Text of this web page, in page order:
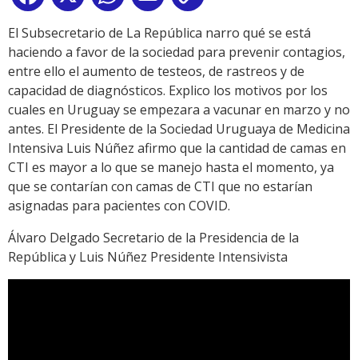
Link
El Subsecretario de La República narro qué se está
haciendo a favor de la sociedad para prevenir contagios,
entre ello el aumento de testeos, de rastreos y de
capacidad de diagnósticos. Explico los motivos por los
cuales en Uruguay se empezara a vacunar en marzo y no
antes. El Presidente de la Sociedad Uruguaya de Medicina
Intensiva Luis Núñez afirmo que la cantidad de camas en
CTI es mayor a lo que se manejo hasta el momento, ya
que se contarían con camas de CTI que no estarían
asignadas para pacientes con COVID.
Álvaro Delgado Secretario de la Presidencia de la
República y Luis Núñez Presidente Intensivista